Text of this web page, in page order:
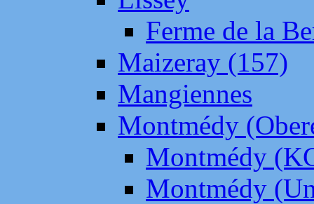
Ferme de la
Maizeray (157)
Mangiennes
Montmédy
Montmédy
Montmédy